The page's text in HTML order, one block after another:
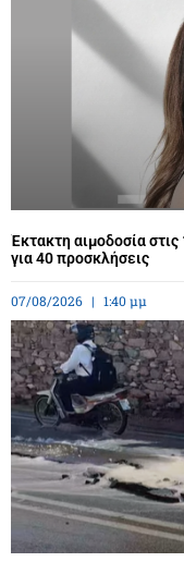
Έκτακτη αιμοδοσία
για 40 προσκλήσεις
07/08/2026 1:40 μμ